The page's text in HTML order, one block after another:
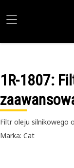
1R-1807:
Filtr oleju silnikowego
Marka: Cat